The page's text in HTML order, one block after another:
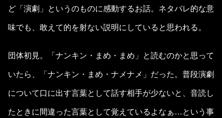
ど「演劇」というのものに感動するお話。ネタバレ的な意
味でも、敢えて的を射ない説明にしていると思われる。
団体初見。「ナンキン・まめ・まめ」と読むのかと思って
いたら、「ナンキン・まめ・ナメナメ」だった。普段演劇
について口に出す言葉として話す相手が少ないと、音読し
たときに間違った言葉として覚えているよなぁ…という事